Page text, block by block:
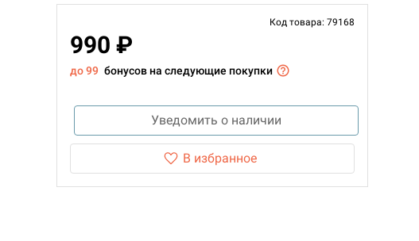
Код товара: 79168
990 ₽
до 99 бонусов на следующие покупки
Уведомить о наличии
В избранное